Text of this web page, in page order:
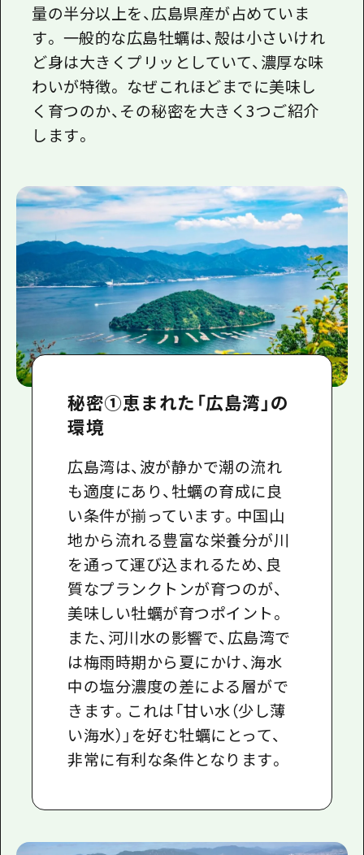
量の半分以上を、広島県産が占めていま
す。 一般的な広島牡蠣は、殻は小さいけれ
ど身は大きくプリッとしていて、濃厚な味
わいが特徴。 なぜこれほどまでに美味し
く育つのか、その秘密を大きく3つご紹介
します。
秘密①恵まれた「広島湾」の
環境
広島湾は、波が静かで潮の流れ
も適度にあり、牡蠣の育成に良
い条件が揃っています。中国山
地から流れる豊富な栄養分が川
を通って運び込まれるため、良
質なプランクトンが育つのが、
美味しい牡蠣が育つポイント。
また、河川水の影響で、広島湾で
は梅雨時期から夏にかけ、海水
中の塩分濃度の差による層がで
きます。これは「甘い水（少し薄
い海水）」を好む牡蠣にとって、
非常に有利な条件となります。